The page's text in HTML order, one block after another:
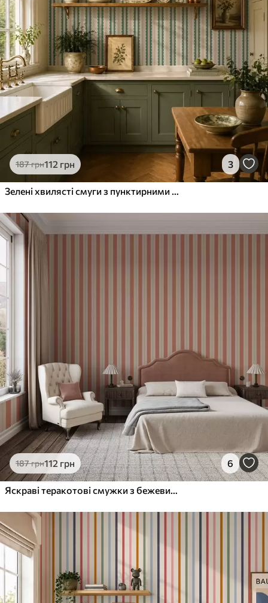
187грн112 грн 3
Зелені хвилясті смуги з пунктирними лініями
187грн112 грн 6
Яскраві теракотові смужки з бежевими акцентами